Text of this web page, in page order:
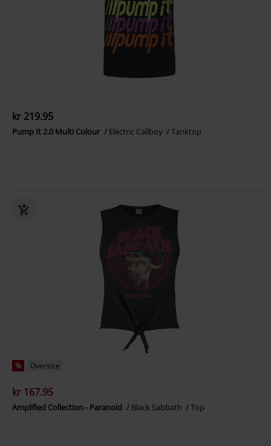
kr 219.95
Pump It 2.0 Multi Colour Electric Callboy Tanktop
% Oversize
kr 167.95
Amplified Collection - Paranoid Black Sabbath Top